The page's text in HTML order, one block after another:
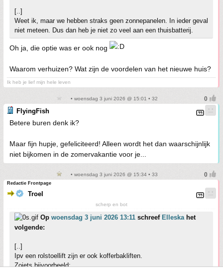
[..]
Weet ik, maar we hebben straks geen zonnepanelen. In ieder geval
niet meteen. Dus dan heb je niet zo veel aan een thuisbatterij.
Oh ja, die optie was er ook nog
Waarom verhuizen? Wat zijn de voordelen van het nieuwe huis?
Ik heb je lief mijn hele leven
• woensdag 3 juni 2026 @ 15:01 • 32
FlyingFish
Betere buren denk ik?
Maar fijn hupje, gefeliciteerd! Alleen wordt het dan waarschijnlijk
niet bijkomen in de zomervakantie voor je...
• woensdag 3 juni 2026 @ 15:34 • 33
Redactie Frontpage
Troel
scherp en bot
Op woensdag 3 juni 2026 13:11 schreef Elleskahet
volgende:
[..]
Ipv een rolstoellift zijn er ook kofferbakliften.
Zoiets bijvoorbeeld: